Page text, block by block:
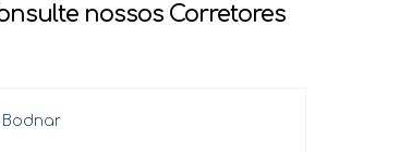
nossos Corretores